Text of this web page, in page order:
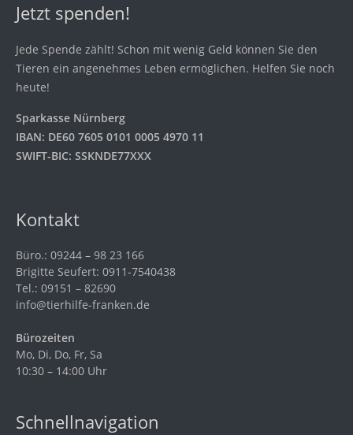
Jetzt spenden!
Jede Spende zählt! Schon mit wenig Geld können Sie den
Tieren ein angenehmes Leben ermöglichen. Helfen Sie noch
heute!
Sparkasse Nürnberg
IBAN: DE60 7605 0101 0005 4970 11
SWIFT-BIC: SSKNDE77XXX
Kontakt
Büro.: 09244 – 98 23 166
Brigitte Seufert: 0911-7540438
Tel.: 09151 – 82690
info@tierhilfe-franken.de
Bürozeiten
Mo, Di, Do, Fr, Sa
10:30 – 14:00 Uhr
Schnellnavigation